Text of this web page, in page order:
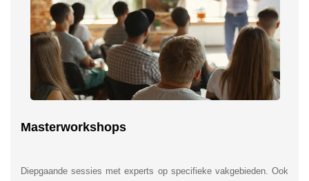
Masterworkshops
Diepgaande sessies met experts op specifieke vakgebieden. Ook